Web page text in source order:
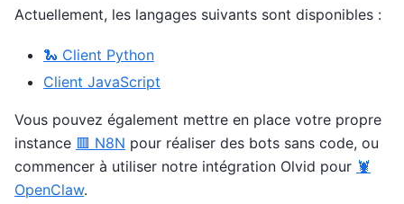
Actuellement, les langages suivants sont disponibles :
🐍 Client Python
Client JavaScript
Vous pouvez également mettre en place votre propre
instance 🟥 N8N pour réaliser des bots sans code, ou
commencer à utiliser notre intégration Olvid pour 🦞
OpenClaw.